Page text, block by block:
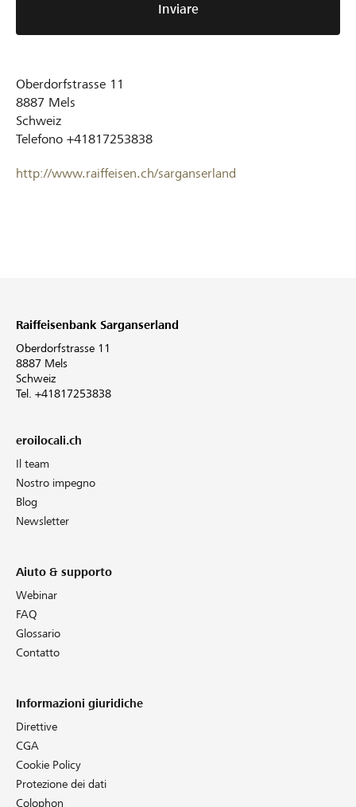
Inviare
Oberdorfstrasse 11
8887 Mels
Schweiz
Telefono +41817253838
http://www.raiffeisen.ch/sarganserland
Raiffeisenbank Sarganserland
Oberdorfstrasse 11
8887 Mels
Schweiz
Tel. +41817253838
eroilocali.ch
Il team
Nostro impegno
Blog
Newsletter
Aiuto & supporto
Webinar
FAQ
Glossario
Contatto
Informazioni giuridiche
Direttive
CGA
Cookie Policy
Protezione dei dati
Colophon